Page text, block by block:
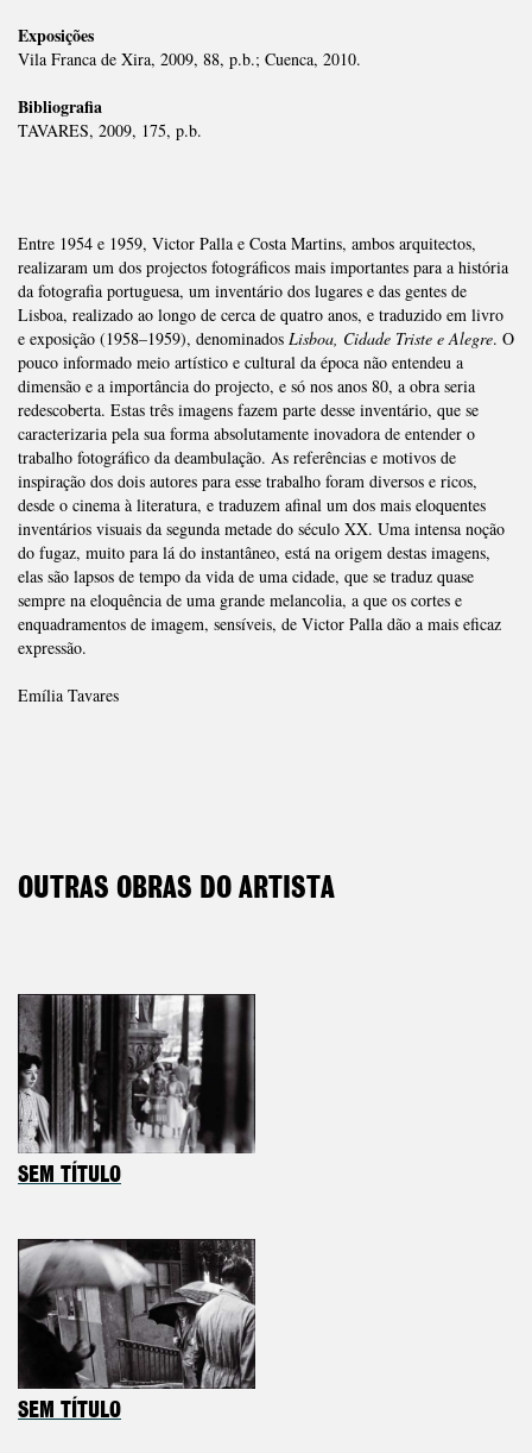
Exposições
Vila Franca de Xira, 2009, 88, p.b.; Cuenca, 2010.
Bibliografia
TAVARES, 2009, 175, p.b.
Entre 1954 e 1959, Victor Palla e Costa Martins, ambos arquitectos,
realizaram um dos projectos fotográficos mais importantes para a história
da fotografia portuguesa, um inventário dos lugares e das gentes de
Lisboa, realizado ao longo de cerca de quatro anos, e traduzido em livro
e exposição (1958–1959), denominados Lisboa, Cidade Triste e Alegre. O
pouco informado meio artístico e cultural da época não entendeu a
dimensão e a importância do projecto, e só nos anos 80, a obra seria
redescoberta. Estas três imagens fazem parte desse inventário, que se
caracterizaria pela sua forma absolutamente inovadora de entender o
trabalho fotográfico da deambulação. As referências e motivos de
inspiração dos dois autores para esse trabalho foram diversos e ricos,
desde o cinema à literatura, e traduzem afinal um dos mais eloquentes
inventários visuais da segunda metade do século XX. Uma intensa noção
do fugaz, muito para lá do instantâneo, está na origem destas imagens,
elas são lapsos de tempo da vida de uma cidade, que se traduz quase
sempre na eloquência de uma grande melancolia, a que os cortes e
enquadramentos de imagem, sensíveis, de Victor Palla dão a mais eficaz
expressão.
Emília Tavares
OUTRAS OBRAS DO ARTISTA
SEM TÍTULO
SEM TÍTULO